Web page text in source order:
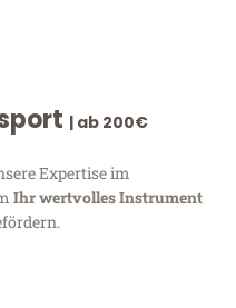
| ab 200€
Expertise im
Ihr wertvolles Instrument